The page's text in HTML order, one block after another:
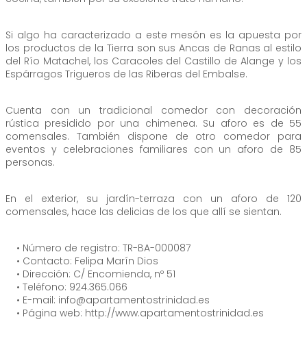
Si algo ha caracterizado a este mesón es la apuesta por
los productos de la Tierra son sus Ancas de Ranas al estilo
del Río Matachel, los Caracoles del Castillo de Alange y los
Espárragos Trigueros de las Riberas del Embalse.
Cuenta con un tradicional comedor con decoración
rústica presidido por una chimenea. Su aforo es de 55
comensales. También dispone de otro comedor para
eventos y celebraciones familiares con un aforo de 85
personas.
En el exterior, su jardín-terraza con un aforo de 120
comensales, hace las delicias de los que allí se sientan.
• Número de registro: TR-BA-000087
• Contacto: Felipa Marín Dios
• Dirección: C/ Encomienda, nº 51
• Teléfono: 924.365.066
• E-mail: info@apartamentostrinidad.es
• Página web: http://www.apartamentostrinidad.es